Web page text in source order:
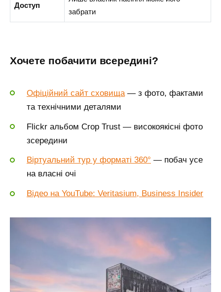
Доступ
забрати
Хочете побачити всередині?
Офіційний сайт сховища — з фото, фактами
та технічними деталями
Flickr альбом Crop Trust — високоякісні фото
зсередини
Віртуальний тур у форматі 360° — побач усе
на власні очі
Відео на YouTube: Veritasium, Business Insider